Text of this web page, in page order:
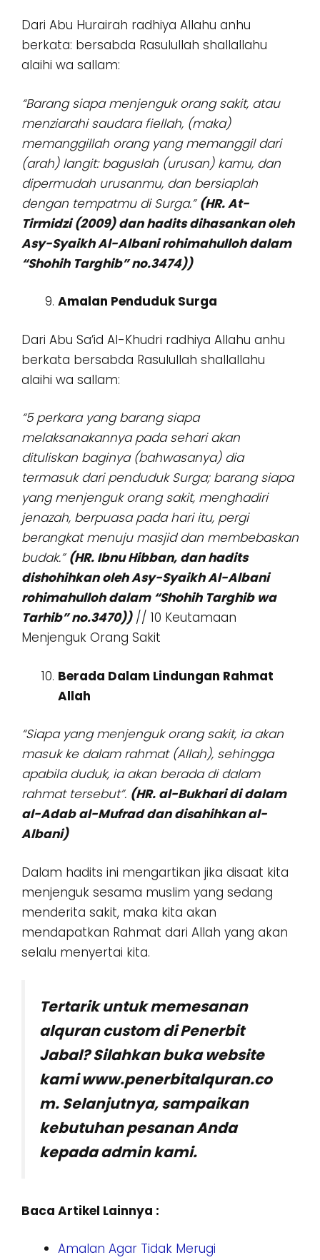
Dari Abu Hurairah radhiya Allahu anhu
berkata: bersabda Rasulullah shallallahu
alaihi wa sallam:
“Barang siapa menjenguk orang sakit, atau
menziarahi saudara fiellah, (maka)
memanggillah orang yang memanggil dari
(arah) langit: baguslah (urusan) kamu, dan
dipermudah urusanmu, dan bersiaplah
dengan tempatmu di Surga.” (HR. At-
Tirmidzi (2009) dan hadits dihasankan oleh
Asy-Syaikh Al-Albani rohimahulloh dalam
“Shohih Targhib” no.3474))
Amalan Penduduk Surga
Dari Abu Sa’id Al-Khudri radhiya Allahu anhu
berkata bersabda Rasulullah shallallahu
alaihi wa sallam:
“5 perkara yang barang siapa
melaksanakannya pada sehari akan
dituliskan baginya (bahwasanya) dia
termasuk dari penduduk Surga; barang siapa
yang menjenguk orang sakit, menghadiri
jenazah, berpuasa pada hari itu, pergi
berangkat menuju masjid dan membebaskan
budak.” (HR. Ibnu Hibban, dan hadits
dishohihkan oleh Asy-Syaikh Al-Albani
rohimahulloh dalam “Shohih Targhib wa
Tarhib” no.3470))// 10 Keutamaan
Menjenguk Orang Sakit
Berada Dalam Lindungan Rahmat
Allah
“Siapa yang menjenguk orang sakit, ia akan
masuk ke dalam rahmat (Allah), sehingga
apabila duduk, ia akan berada di dalam
rahmat tersebut”. (HR. al-Bukhari di dalam
al-Adab al-Mufrad dan disahihkan al-
Albani)
Dalam hadits ini mengartikan jika disaat kita
menjenguk sesama muslim yang sedang
menderita sakit, maka kita akan
mendapatkan Rahmat dari Allah yang akan
selalu menyertai kita.
Tertarik untuk memesanan
alquran custom di Penerbit
Jabal? Silahkan buka website
kami www.penerbitalquran.co
m. Selanjutnya, sampaikan
kebutuhan pesanan Anda
kepada admin kami.
Baca Artikel Lainnya :
Amalan Agar Tidak Merugi